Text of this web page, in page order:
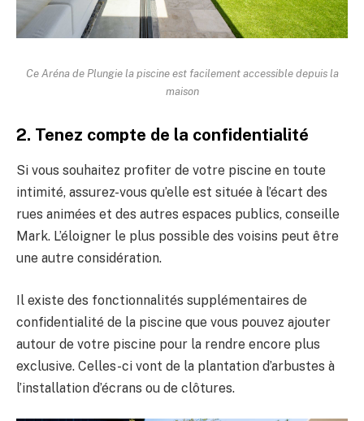
CeAréna de Plungiela piscine est facilement accessible depuis la
maison
2. Tenez compte de la confidentialité
Si vous souhaitez profiter de votre piscine en toute
intimité, assurez-vous qu’elle est située à l’écart des
rues animées et des autres espaces publics, conseille
Mark. L’éloigner le plus possible des voisins peut être
une autre considération.
Il existe des fonctionnalités supplémentaires de
confidentialité de la piscine que vous pouvez ajouter
autour de votre piscine pour la rendre encore plus
exclusive. Celles-ci vont de la plantation d’arbustes à
l’installation d’écrans ou de clôtures.